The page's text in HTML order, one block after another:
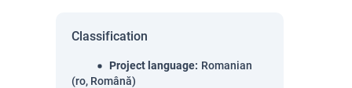
Classification
Project language: Romanian
(ro, Română)